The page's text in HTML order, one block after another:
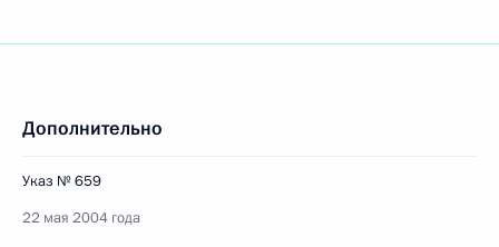
Дополнительно
Указ № 659
22 мая 2004 года